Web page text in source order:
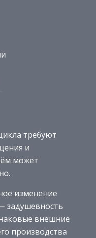
требуют
и
может
изменение
задушевность
внешние
производства